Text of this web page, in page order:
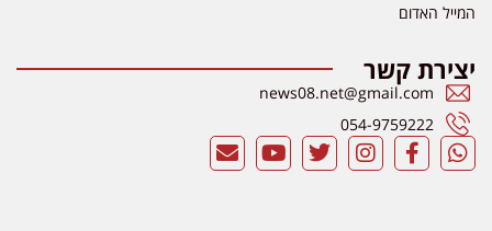
המייל האדום
יצירת קשר
news08.net@gmail.com
054-9759222